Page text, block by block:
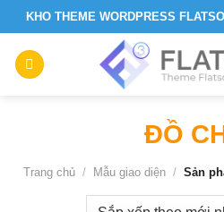
Skip
to
content
KHO THEME WORDPRESS
ĐỒ
Trang chủ / Mẫu giao diện / Sản